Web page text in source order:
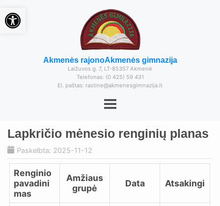
Akmenės rajonoAkmenės gimnazija
Laižuvos g. 7, LT-85357 Akmenė
Telefonas: (0 425) 59 431
El. paštas: rastine@akmenesgimnazija.lt
Lapkričio mėnesio renginių planas
Paskelbta: 2025-11-12
Renginio
pavadini
mas
Amžiaus
grupė
Data Atsakingi
Open toolbar